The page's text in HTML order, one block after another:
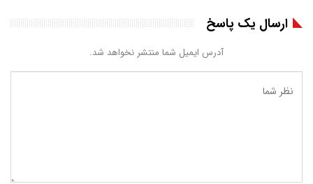
ارسال یک پاسخ
آدرس ایمیل شما منتشر نخواهد شد.